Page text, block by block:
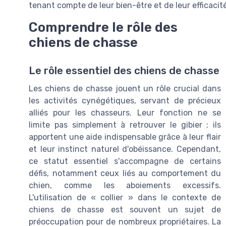
tenant compte de leur bien-être et de leur
Comprendre le rôle des
chiens de chasse
Le rôle essentiel des chiens de chasse
Les chiens de chasse jouent un rôle crucial dans
les activités cynégétiques, servant de précieux
alliés pour les chasseurs. Leur fonction ne se
limite pas simplement à retrouver le gibier ; ils
apportent une aide indispensable grâce à leur flair
et leur instinct naturel d'obéissance. Cependant,
ce statut essentiel s'accompagne de certains
défis, notamment ceux liés au comportement du
chien, comme les aboiements excessifs.
L'utilisation de « collier » dans le contexte de
chiens de chasse est souvent un sujet de
préoccupation pour de nombreux propriétaires. La